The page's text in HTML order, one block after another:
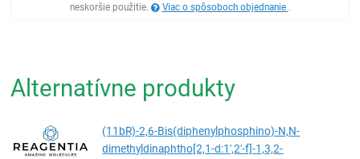
neskoršie použitie.
Viac o spôsoboch objednanie .
Alternatívne produkty
(11bR)-2,6-Bis(diphenylphosphino)-N,N-
dimethyldinaphtho[2,1-d:1′,2′-f]-1,3,2-